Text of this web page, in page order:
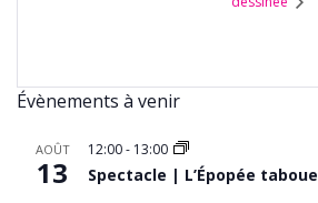
Évènements à venir
AOÛT
13
12:00- 13:00
Spectacle | L’Épopée taboue